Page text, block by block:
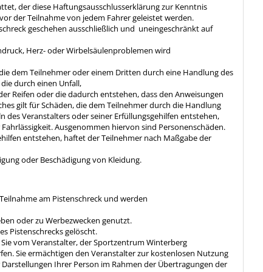
der diese Haftungsausschlusserklärung zur Kenntnis
der Teilnahme von jedem Fahrer geleistet werden.
geschehen ausschließlich und uneingeschränkt auf
Herz- oder Wirbelsäulenproblemen wird
dem Teilnehmer oder einem Dritten durch eine Handlung des
durch einen Unfall,
Reifen oder die dadurch entstehen, dass den Anweisungen
gilt für Schäden, die dem Teilnehmer durch die Handlung
des Veranstalters oder seiner Erfüllungsgehilfen entstehen,
Ausgenommen hiervon sind Personenschäden.
entstehen, haftet der Teilnehmer nach Maßgabe der
oder Beschädigung von Kleidung.
am Pistenschreck und werden
oder zu Werbezwecken genutzt.
Pistenschrecks gelöscht.
vom Veranstalter, der Sportzentrum Winterberg
Sie ermächtigen den Veranstalter zur kostenlosen Nutzung
Ihrer Person im Rahmen der Übertragungen der